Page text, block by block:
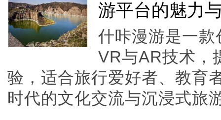
游平台的魅力
什咔漫游是一
VR与AR技术，
验，适合旅行爱好者、教育
时代的文化交流与沉浸式旅